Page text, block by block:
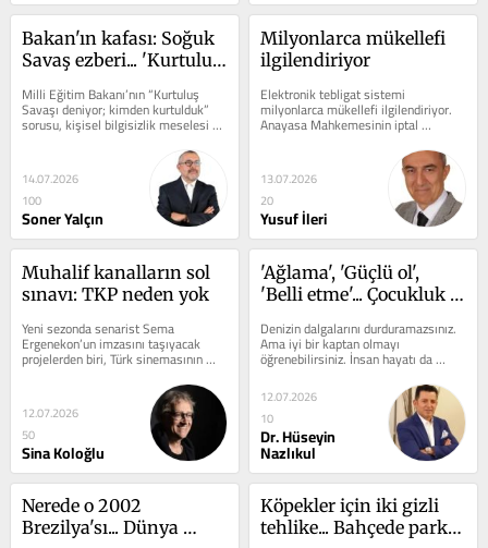
Bakan'ın kafası: Soğuk
Savaş ezberi... 'Kurtuluş'
unutturulan anlamı
Milli Eğitim Bakanı’nın “Kurtuluş
Savaşı deniyor; kimden kurtulduk”
sorusu, kişisel bilgisizlik meselesi
olarak görülemez. Bu soru,...
14.07.2026
100
Soner Yalçın
Milyonlarca mükellefi
ilgilendiriyor
Elektronik tebligat sistemi
milyonlarca mükellefi ilgilendiriyor.
Anayasa Mahkemesinin iptal
kararının ardından Meclis yeni bir
13.07.2026
20
Yusuf İleri
Muhalif kanalların sol
sınavı: TKP neden yok
Yeni sezonda senarist Sema
Ergenekon’un imzasını taşıyacak
projelerden biri, Türk sinemasının
unutulmaz klasikleri arasında yer
12.07.2026
50
Sina Koloğlu
'Ağlama', 'Güçlü ol',
'Belli etme'... Çocukluk
hasta ediyor
Denizin dalgalarını durduramazsınız.
Ama iyi bir kaptan olmayı
öğrenebilirsiniz. İnsan hayatı da
böyledir. Öfke gelir. Korku gelir.
Kaygı...
12.07.2026
10
Dr. Hüseyin
Nazlıkul
Nerede o 2002
Brezilya'sı... Dünya
Köpekler için iki gizli
tehlike... Bahçede parkta